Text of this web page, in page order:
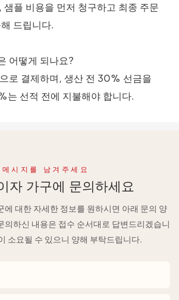
샘플 비용을 먼저 청구하고 최종 주문
드립니다.
어떻게 되나요?
는 선적 전에 지불해야 합니다.
메시지를 남겨주세요
자 가구에 문의하세요
에 대한 자세한 정보를 원하시면 아래 문의 양
의하신 내용은 접수 순서대로 답변드리겠습니
소요될 수 있으니 양해 부탁드립니다.